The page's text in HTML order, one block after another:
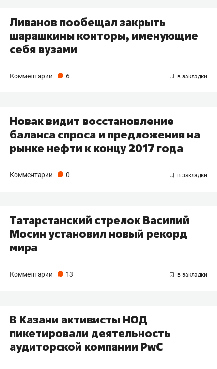
​Ливанов пообещал закрыть
шарашкины конторы, именующие
себя вузами
Комментарии 6
​Новак видит восстановление
баланса спроса и предложения на
рынке нефти к концу 2017 года
Комментарии 0
​Татарстанский стрелок Василий
Мосин установил новый рекорд
мира
Комментарии 13
В Казани активисты НОД
пикетировали деятельность
аудиторской компании PwC